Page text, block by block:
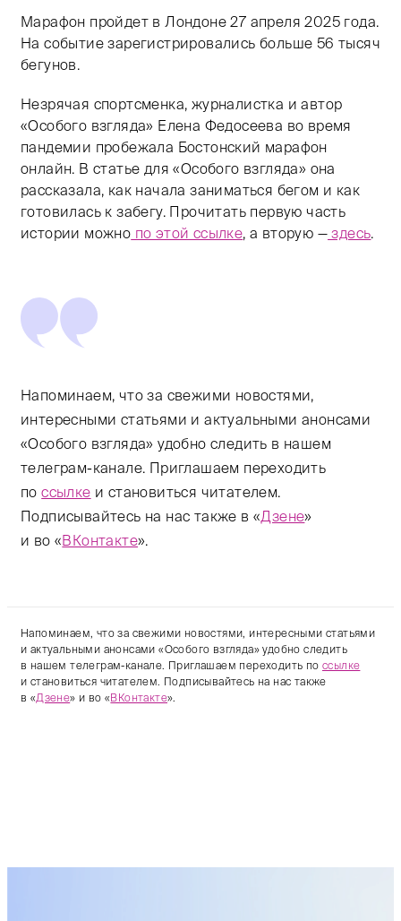
Марафон пройдет в Лондоне 27 апреля 2025 года.
На событие зарегистрировались больше 56 тысяч
бегунов.
Незрячая спортсменка, журналистка и автор
«Особого взгляда» Елена Федосеева во время
пандемии пробежала Бостонский марафон
онлайн. В статье для «Особого взгляда» она
рассказала, как начала заниматься бегом и как
готовилась к забегу. Прочитать первую часть
истории можно по этой ссылке, а вторую — здесь.
Напоминаем, что за свежими новостями,
интересными статьями и актуальными анонсами
«Особого взгляда» удобно следить в нашем
телеграм-канале. Приглашаем переходить
поссылке и становиться читателем.
Подписывайтесь на нас также в «Дзене»
и во «ВКонтакте».
Напоминаем, что за свежими новостями, интересными статьями
и актуальными анонсами «Особого взгляда» удобно следить
в нашем телеграм-канале. Приглашаем переходить по ссылке
и становиться читателем. Подписывайтесь на нас также
в «Дзене» и во «ВКонтакте».